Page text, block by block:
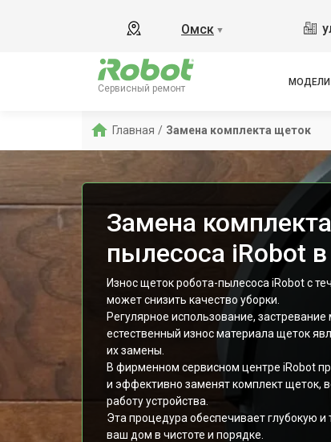
Омск ▼
Сервисный ремонт
МОДЕЛИ
i6
Главная / Замена комплекта щеток
Замена
пылесоса iRobot
Износ щеток робота-пылесоса iRobot с
может снизить качество уборки.
Регулярное использование,
естественный износ материала щеток
их замены.
В фирменном сервисном центре iRobot
и эффективно заменят комплект щеток,
работу устройства.
Эта процедура обеспечивает глубокую
ваш дом в чистоте и порядке.